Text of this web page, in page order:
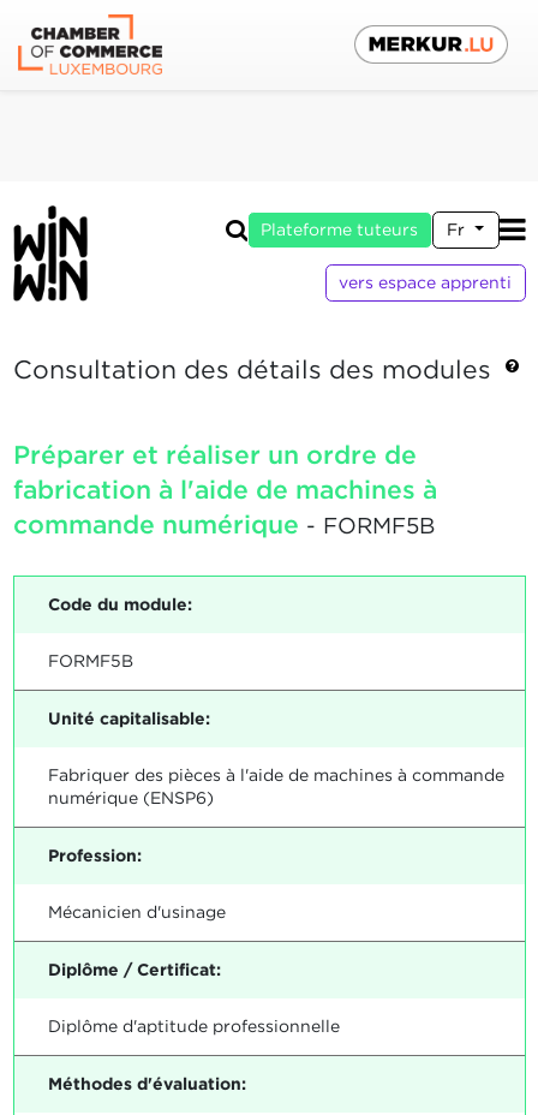
Plateforme tuteurs Fr
vers espace apprenti
Consultation des détails des modules
Préparer et réaliser un ordre de
fabrication à l'aide de machines à
commande numérique - FORMF5B
Code du module:
FORMF5B
Unité capitalisable:
Fabriquer des pièces à l'aide de machines à commande
numérique (ENSP6)
Profession:
Mécanicien d'usinage
Diplôme / Certificat:
Diplôme d'aptitude professionnelle
Méthodes d'évaluation: